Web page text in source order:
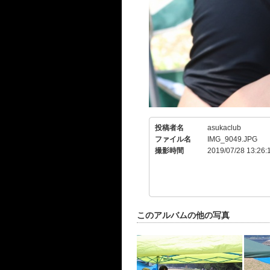
投稿者名
asukaclub
ファイル名
IMG_9049.JPG
撮影時間
2019/07/28
このアルバムの他の写真